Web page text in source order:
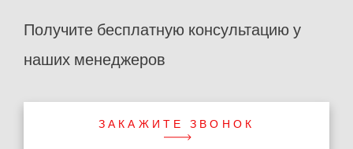
Получите бесплатную консультацию у
наших менеджеров
ЗАКАЖИТЕ ЗВОНОК